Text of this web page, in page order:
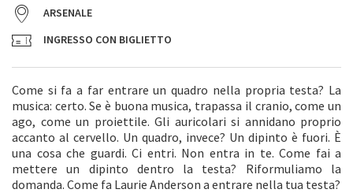
ARSENALE
INGRESSO CON BIGLIETTO
Come si fa a far entrare un quadro nella propria testa? La
musica: certo. Se è buona musica, trapassa il cranio, come un
ago, come un proiettile. Gli auricolari si annidano proprio
accanto al cervello. Un quadro, invece? Un dipinto è fuori. È
una cosa che guardi. Ci entri. Non entra in te. Come fai a
mettere un dipinto dentro la testa? Riformuliamo la
domanda. Come fa Laurie Anderson a entrare nella tua testa?